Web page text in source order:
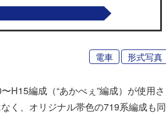
電車 形式写真
H15編成（“あかべぇ”編成）が使用さ
く、オリジナル帯色の719系編成も同